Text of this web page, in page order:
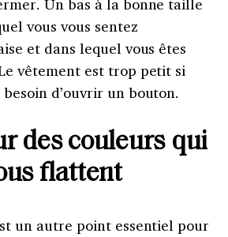
Un bas à la bonne taille
vous vous sentez
et dans lequel vous êtes
vêtement est trop petit si
d’ouvrir un bouton.
des couleurs qui
flattent
un autre point essentiel pour